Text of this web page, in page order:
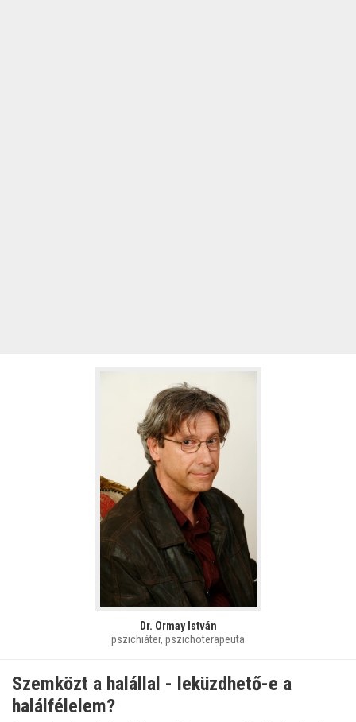
Dr. Ormay István
pszichiáter, pszichoterapeuta
Szemközt a halállal - leküzdhető-e a
halálfélelem?